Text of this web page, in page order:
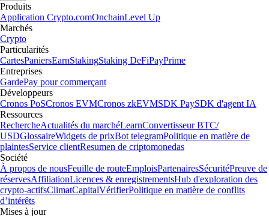
Produits
Application Crypto.comOnchainLevel Up
Marchés
Crypto
Particularités
CartesPaniersEarnStakingStaking DeFiPayPrime
Entreprises
GardePay pour commerçant
Développeurs
Cronos PoSCronos EVMCronos zkEVMSDK PaySDK d'agent IA
Ressources
RechercheActualités du marchéLearnConvertisseur BTC/
USDGlossaireWidgets de prixBot telegramPolitique en matière de
plaintesService clientResumen de criptomonedas
Société
À propos de nousFeuille de routeEmploisPartenairesSécuritéPreuve de
réservesAffiliationLicences & enregistrementsHub d'exploration des
crypto-actifsClimatCapitalVérifierPolitique en matière de conflits
d’intérêts
Mises à jour